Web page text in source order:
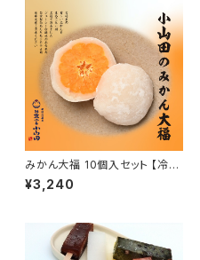
みかん大福 10個入セット 【冷凍
便】フルーツ大福 ジューシー 白
あん ギフト プレゼント おもたせ
¥3,240